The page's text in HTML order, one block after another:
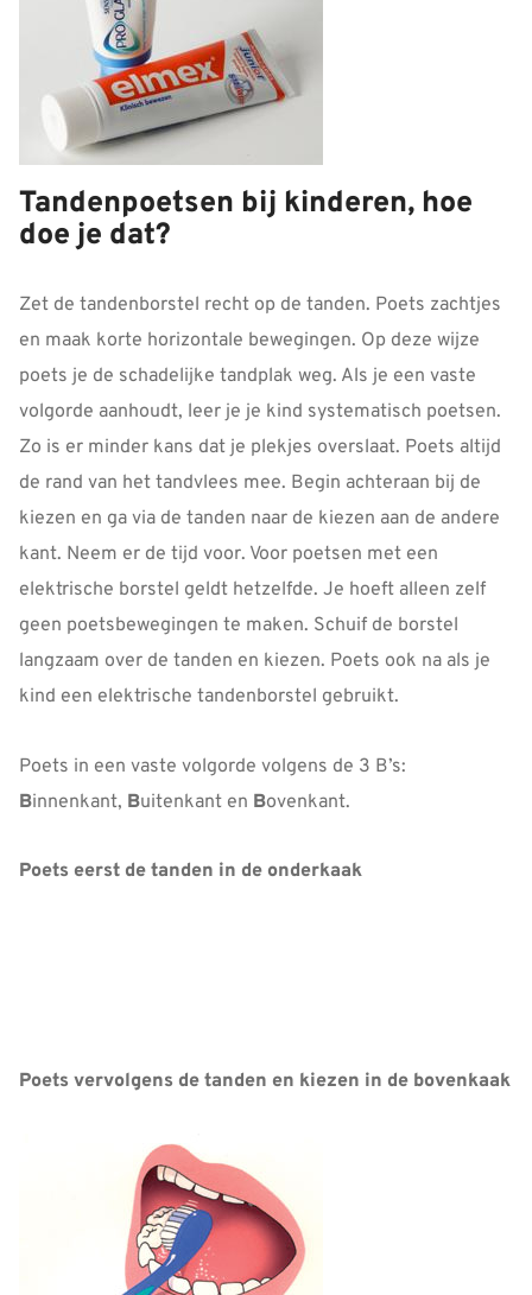
Tandenpoetsen bij kinderen, hoe
doe je dat?
Zet de tandenborstel recht op de tanden. Poets zachtjes
en maak korte horizontale bewegingen. Op deze wijze
poets je de schadelijke tandplak weg. Als je een vaste
volgorde aanhoudt, leer je je kind systematisch poetsen.
Zo is er minder kans dat je plekjes overslaat. Poets altijd
de rand van het tandvlees mee. Begin achteraan bij de
kiezen en ga via de tanden naar de kiezen aan de andere
kant. Neem er de tijd voor. Voor poetsen met een
elektrische borstel geldt hetzelfde. Je hoeft alleen zelf
geen poetsbewegingen te maken. Schuif de borstel
langzaam over de tanden en kiezen. Poets ook na als je
kind een elektrische tandenborstel gebruikt.
Poets in een vaste volgorde volgens de 3 B’s:
Binnenkant, Buitenkant en Bovenkant.
Poets eerst de tanden in de onderkaak
Poets vervolgens de tanden en kiezen in de bovenkaak